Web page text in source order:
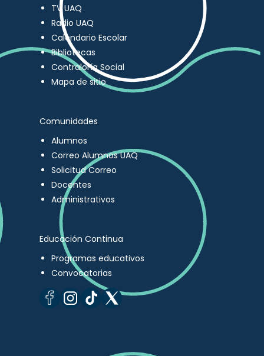
TV UAQ
Radio UAQ
Calendario Escolar
Bibliotecas
Contraloría Social
Mapa de sitio
Comunidades
Alumnos
Correo Alumnos UAQ
Solicitud Correo
Docentes
Administrativos
Educación Continua
Programas educativos
Convocatorias